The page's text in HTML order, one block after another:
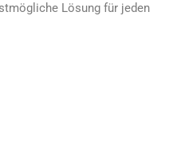
Lösung für jeden